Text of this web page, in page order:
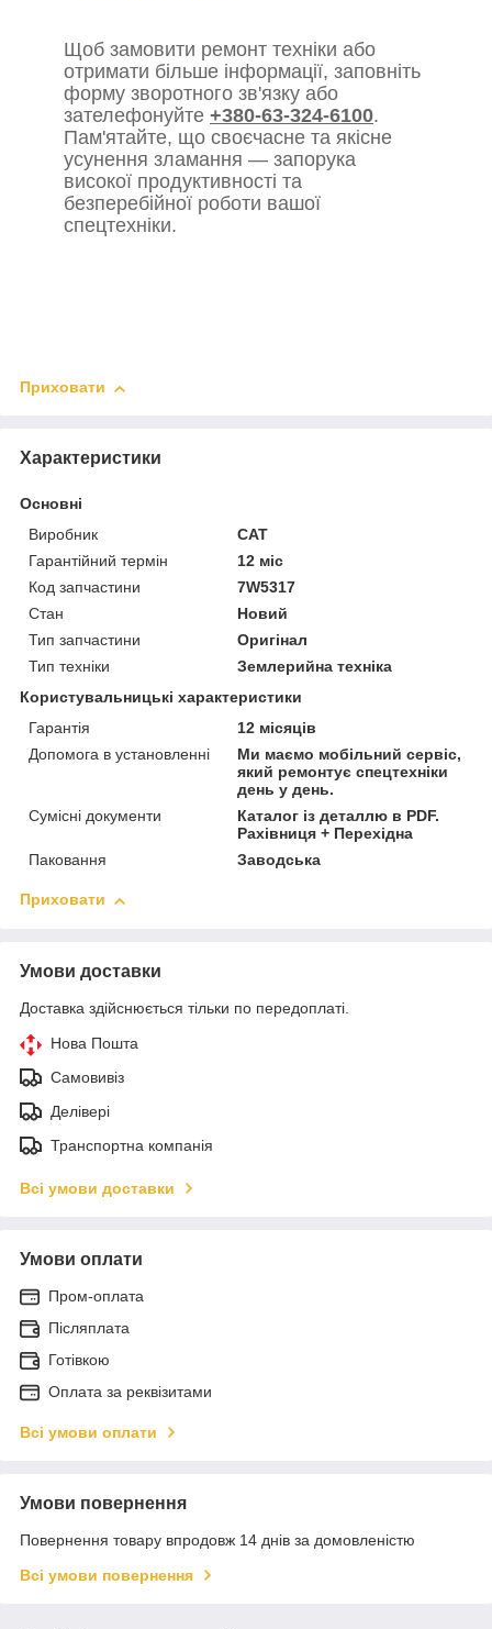
Щоб замовити ремонт техніки або
отримати більше інформації, заповніть
форму зворотного зв'язку або
зателефонуйте +380-63-324-6100.
Пам'ятайте, що своєчасне та якісне
усунення зламання — запорука
високої продуктивності та
безперебійної роботи вашої
спецтехніки.
Приховати
Характеристики
Основні
Виробник
CAT
Гарантійний термін
12 міс
Код запчастини
7W5317
Стан
Новий
Тип запчастини
Оригінал
Тип техніки
Землерийна техніка
Користувальницькі характеристики
Гарантія
12 місяців
Допомога в установленні
Ми маємо мобільний сервіс,
який ремонтує спецтехніки
день у день.
Сумісні документи
Каталог із деталлю в PDF.
Рахівниця + Перехідна
Паковання
Заводська
Приховати
Умови доставки
Доставка здійснюється тільки по передоплаті.
Нова Пошта
Самовивіз
Делівері
Транспортна компанія
Всі умови доставки
Умови оплати
Пром-оплата
Післяплата
Готівкою
Оплата за реквізитами
Всі умови оплати
Умови повернення
Повернення товару впродовж 14 днів за домовленістю
Всі умови повернення